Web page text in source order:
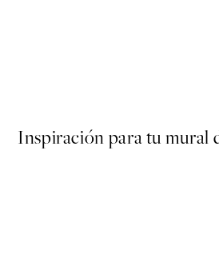
Inspiración para tu mural